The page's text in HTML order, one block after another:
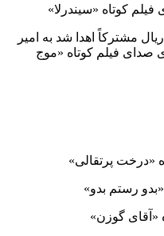
کوتاه «سیندرلا»
تندیس جشنواره و مبلغ ۲۵.۰۰۰.۰۰۰ ریال مشترکاً اهدا شد به امیر
فیلم کوتاه «موج
«درخت پرتقالی»
رستم بدو»
«آقای گوزن»